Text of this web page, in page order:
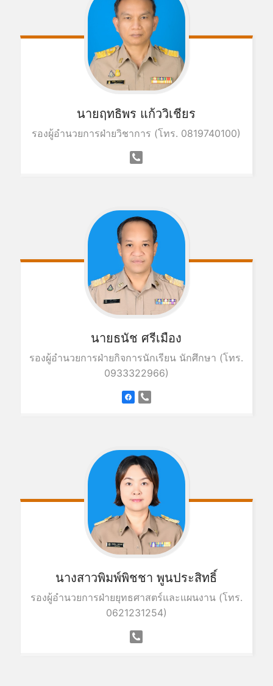
นายฤทธิพร แก้ววิเชียร
รองผู้อำนวยการฝ่ายวิชาการ (โทร. 0819740100)
นายธนัช ศรีเมือง
รองผู้อำนวยการฝ่ายกิจการนักเรียน นักศึกษา (โทร.
0933322966)
นางสาวพิมพ์พิชชา พูนประสิทธิ์
รองผู้อำนวยการฝ่ายยุทธศาสตร์และแผนงาน (โทร.
0621231254)